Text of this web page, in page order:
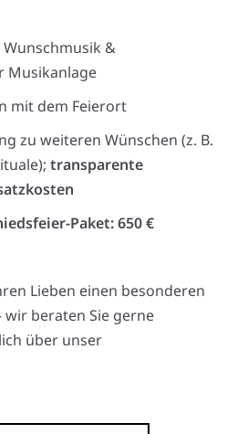
&
Musikanlage
mit dem Feierort
zu weiteren Wünschen (z. B.
transparente
Paket: 650 €
Lieben einen besonderen
beraten Sie gerne
über unser